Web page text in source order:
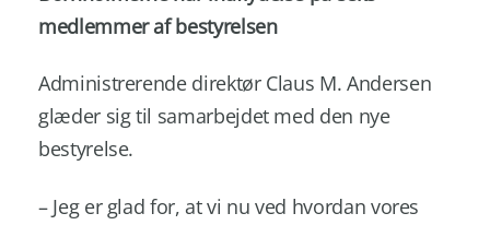
medlemmer af bestyrelsen
Administrerende direktør Claus M. Andersen
glæder sig til samarbejdet med den nye
bestyrelse.
– Jeg er glad for, at vi nu ved hvordan vores